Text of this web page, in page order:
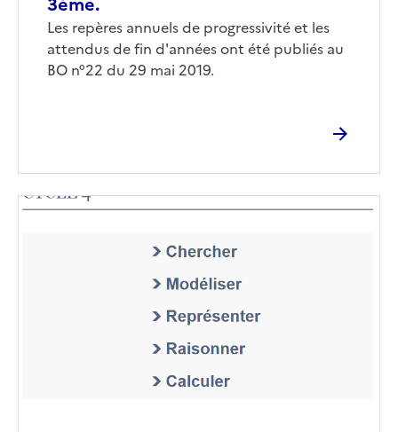
Les repères annuels de progressivité et les
attendus de fin d'années ont été publiés au
BO n°22 du 29 mai 2019.